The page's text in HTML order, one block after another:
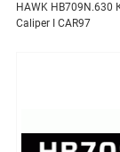
HAWK HB709N.630
Caliper I CAR97